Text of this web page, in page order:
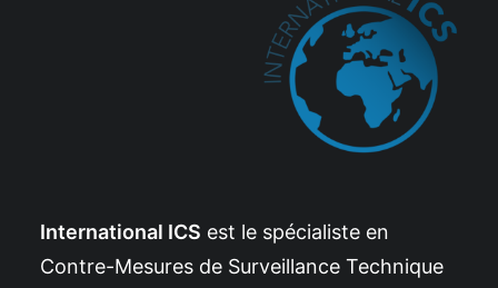
International ICS est le spécialiste en
Contre-Mesures de Surveillance Technique